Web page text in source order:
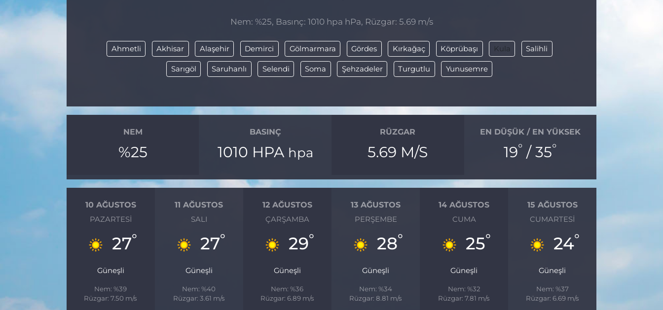
Nem: %25, Basınç: 1010 hpa hPa, Rüzgar: 5.69 m/s
Ahmetli Akhisar Alaşehir Demirci Gölmarmara Gördes Kırkağaç Köprübaşı Kula Salihli
Sarıgöl Saruhanlı Selendi Soma Şehzadeler Turgutlu Yunusemre
NEM
%25
BASINÇ
1010 HPA hpa
RÜZGAR
5.69 M/S
EN DÜŞÜK / EN YÜKSEK
19° / 35°
10 AĞUSTOS
PAZARTESI
27°
Güneşli
Nem: %39
Rüzgar: 7.50 m/s
11 AĞUSTOS
SALI
27°
Güneşli
Nem: %40
Rüzgar: 3.61 m/s
12 AĞUSTOS
ÇARŞAMBA
29°
Güneşli
Nem: %36
Rüzgar: 6.89 m/s
13 AĞUSTOS
PERŞEMBE
28°
Güneşli
Nem: %34
Rüzgar: 8.81 m/s
14 AĞUSTOS
CUMA
25°
Güneşli
Nem: %32
Rüzgar: 7.81 m/s
15 AĞUSTOS
CUMARTESI
24°
Güneşli
Nem: %37
Rüzgar: 6.69 m/s
BÖLGE